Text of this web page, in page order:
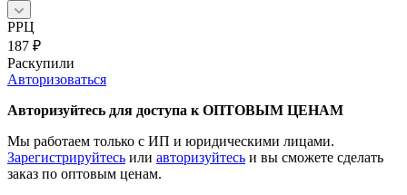
РРЦ
187 ₽
Раскупили
Авторизоваться
Авторизуйтесь для доступа к ОПТОВЫМ ЦЕНАМ
Мы работаем только с ИП и юридическими лицами.
Зарегистрируйтесь или авторизуйтесь и вы сможете сделать
заказ по оптовым ценам.